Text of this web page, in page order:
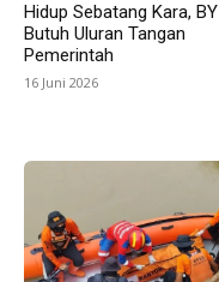
Hidup Sebatang Kara, BY
Butuh Uluran Tangan
Pemerintah
16 Juni 2026